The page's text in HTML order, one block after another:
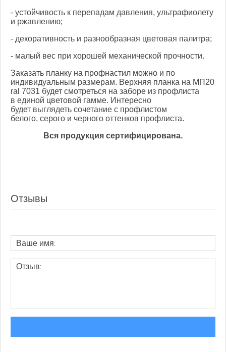
- устойчивость к перепадам давления, ультрафиолету
и ржавлению;
- декоративность и разнообразная цветовая палитра;
- малый вес при хорошей механической прочности.
Заказать планку на профнастил можно и по
индивидуальным размерам. Верхняя планка на МП20
ral 7031 будет смотреться на заборе из профлиста
в единой цветовой гамме. Интересно
будет выглядеть сочетание с профлистом
белого, серого и черного оттенков профлиста.
Вся продукция сертифицирована.
Отзывы